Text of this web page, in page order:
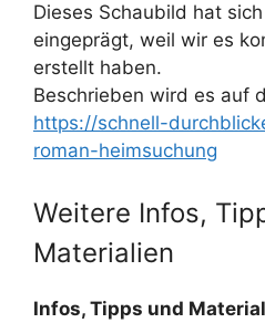
Dieses Schaubild hat
eingeprägt, weil wir es
erstellt haben.
Beschrieben wird es auf
https://schnell-
roman-heimsuchung
Weitere Infos,
Materialien
Infos, Tipps und